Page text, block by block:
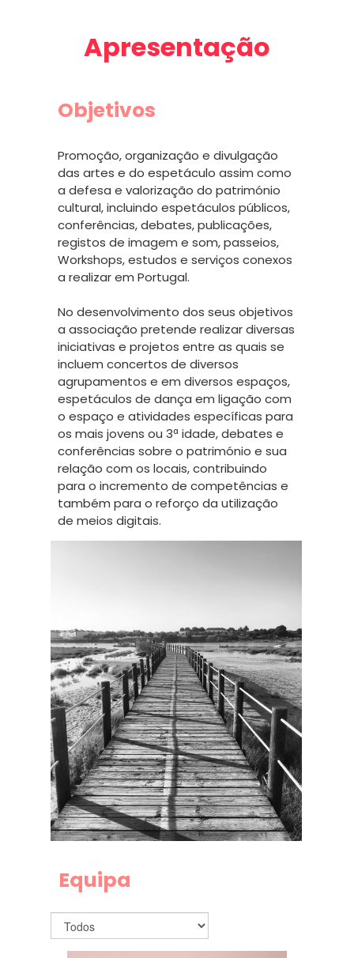
Apresentação
Promoção, organização e divulgação
das artes e do espetáculo assim como
a defesa e valorização do património
cultural, incluindo espetáculos públicos,
conferências, debates, publicações,
registos de imagem e som, passeios,
Workshops, estudos e serviços conexos
a realizar em Portugal.
No desenvolvimento dos seus objetivos
a associação pretende realizar diversas
iniciativas e projetos entre as quais se
incluem concertos de diversos
agrupamentos e em diversos espaços,
espetáculos de dança em ligação com
o espaço e atividades específicas para
os mais jovens ou 3ª idade, debates e
conferências sobre o património e sua
relação com os locais, contribuindo
para o incremento de competências e
também para o reforço da utilização
de meios digitais.
Equipa
Objetivos